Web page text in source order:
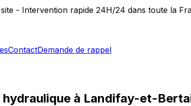
- Intervention rapide 24H/24 dans toute la
ContactDemande de rappel
à Landifay-et-